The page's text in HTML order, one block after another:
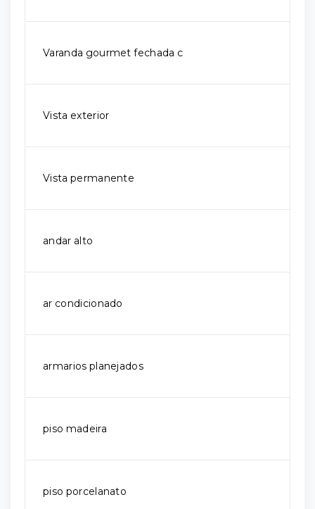
Varanda gourmet fechada c
Vista exterior
Vista permanente
andar alto
ar condicionado
armarios planejados
piso madeira
piso porcelanato